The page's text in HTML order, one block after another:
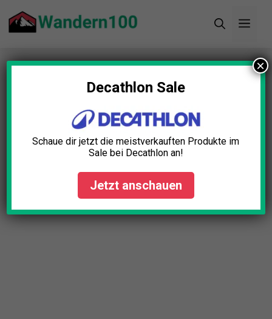
Inhalt
Startseite»Blog»Auto Kühlbox Elektrisch Test:
Die 5 besten (Bestenliste)
Auto Kühlbox Elektrisch Test:
Die 5 besten (Bestenliste)
April 23, 2025
Decathlon Sale
Schaue dir jetzt die meistverkauften Produkte im
Sale bei Decathlon an!
Jetzt anschauen
×